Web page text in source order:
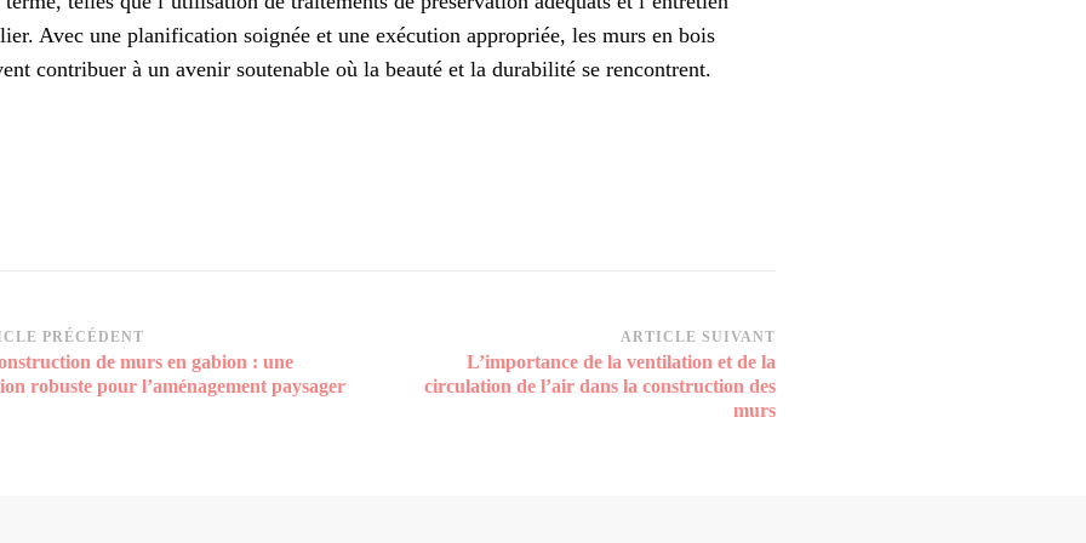
Avec une planification soignée et une exécution appropriée, les murs en bois
contribuer à un avenir soutenable où la beauté et la durabilité se rencontrent.
PRÉCÉDENT
de murs en gabion : une
robuste pour l’aménagement paysager
ARTICLE SUIVANT
L’importance de la ventilation et de la
circulation de l’air dans la construction des
murs